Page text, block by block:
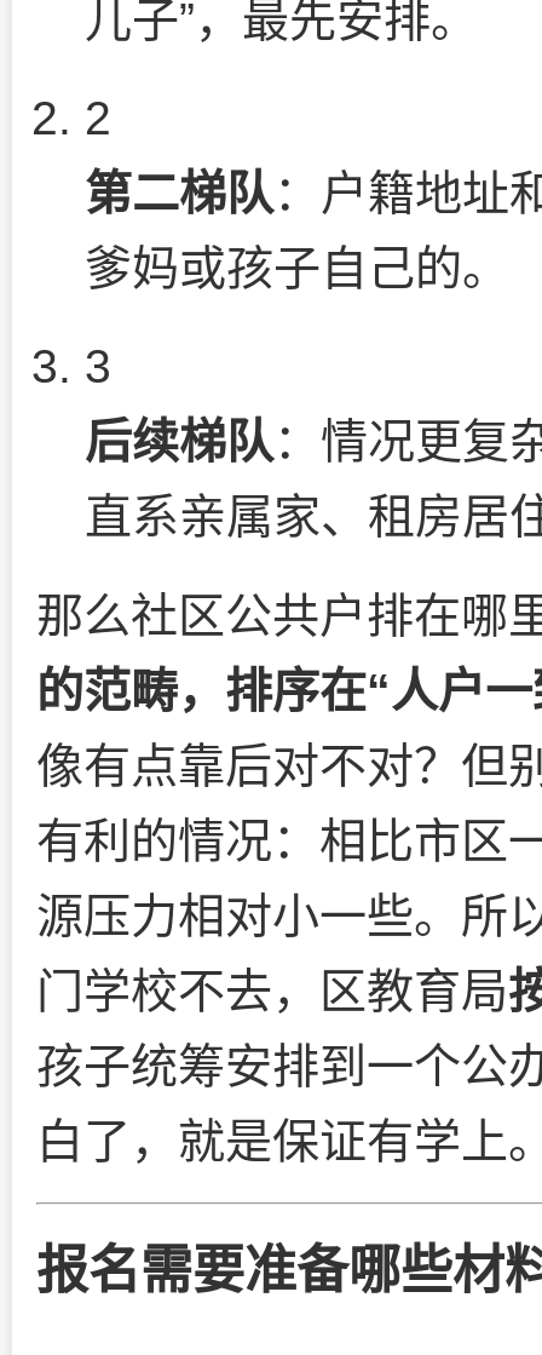
儿子”，最先安排。
2
第二梯队：户籍地址
爹妈或孩子自己的。
3
后续梯队：情况更复
直系亲属家、租房居
那么社区公共户排在哪
的范畴，排序在“人户
像有点靠后对不对？但
有利的情况：相比市区
源压力相对小一些。所
门学校不去，区教育局
孩子统筹安排到一个公
白了，就是保证有学上
报名需要准备哪些材